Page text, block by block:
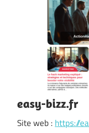
easy-bizz.fr
Site web : https://